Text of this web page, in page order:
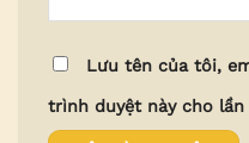
Lưu tên của tôi,
trình duyệt này cho